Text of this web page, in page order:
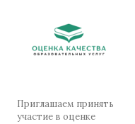
Приглашаем принять
участие в оценке